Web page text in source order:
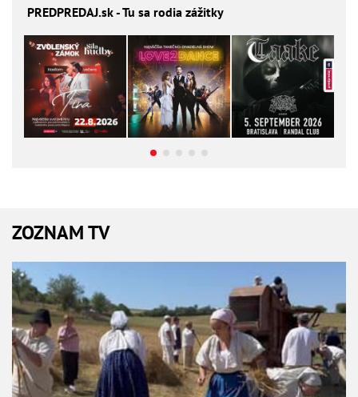
PREDPREDAJ.sk - Tu sa rodia zážitky
ZOZNAM TV